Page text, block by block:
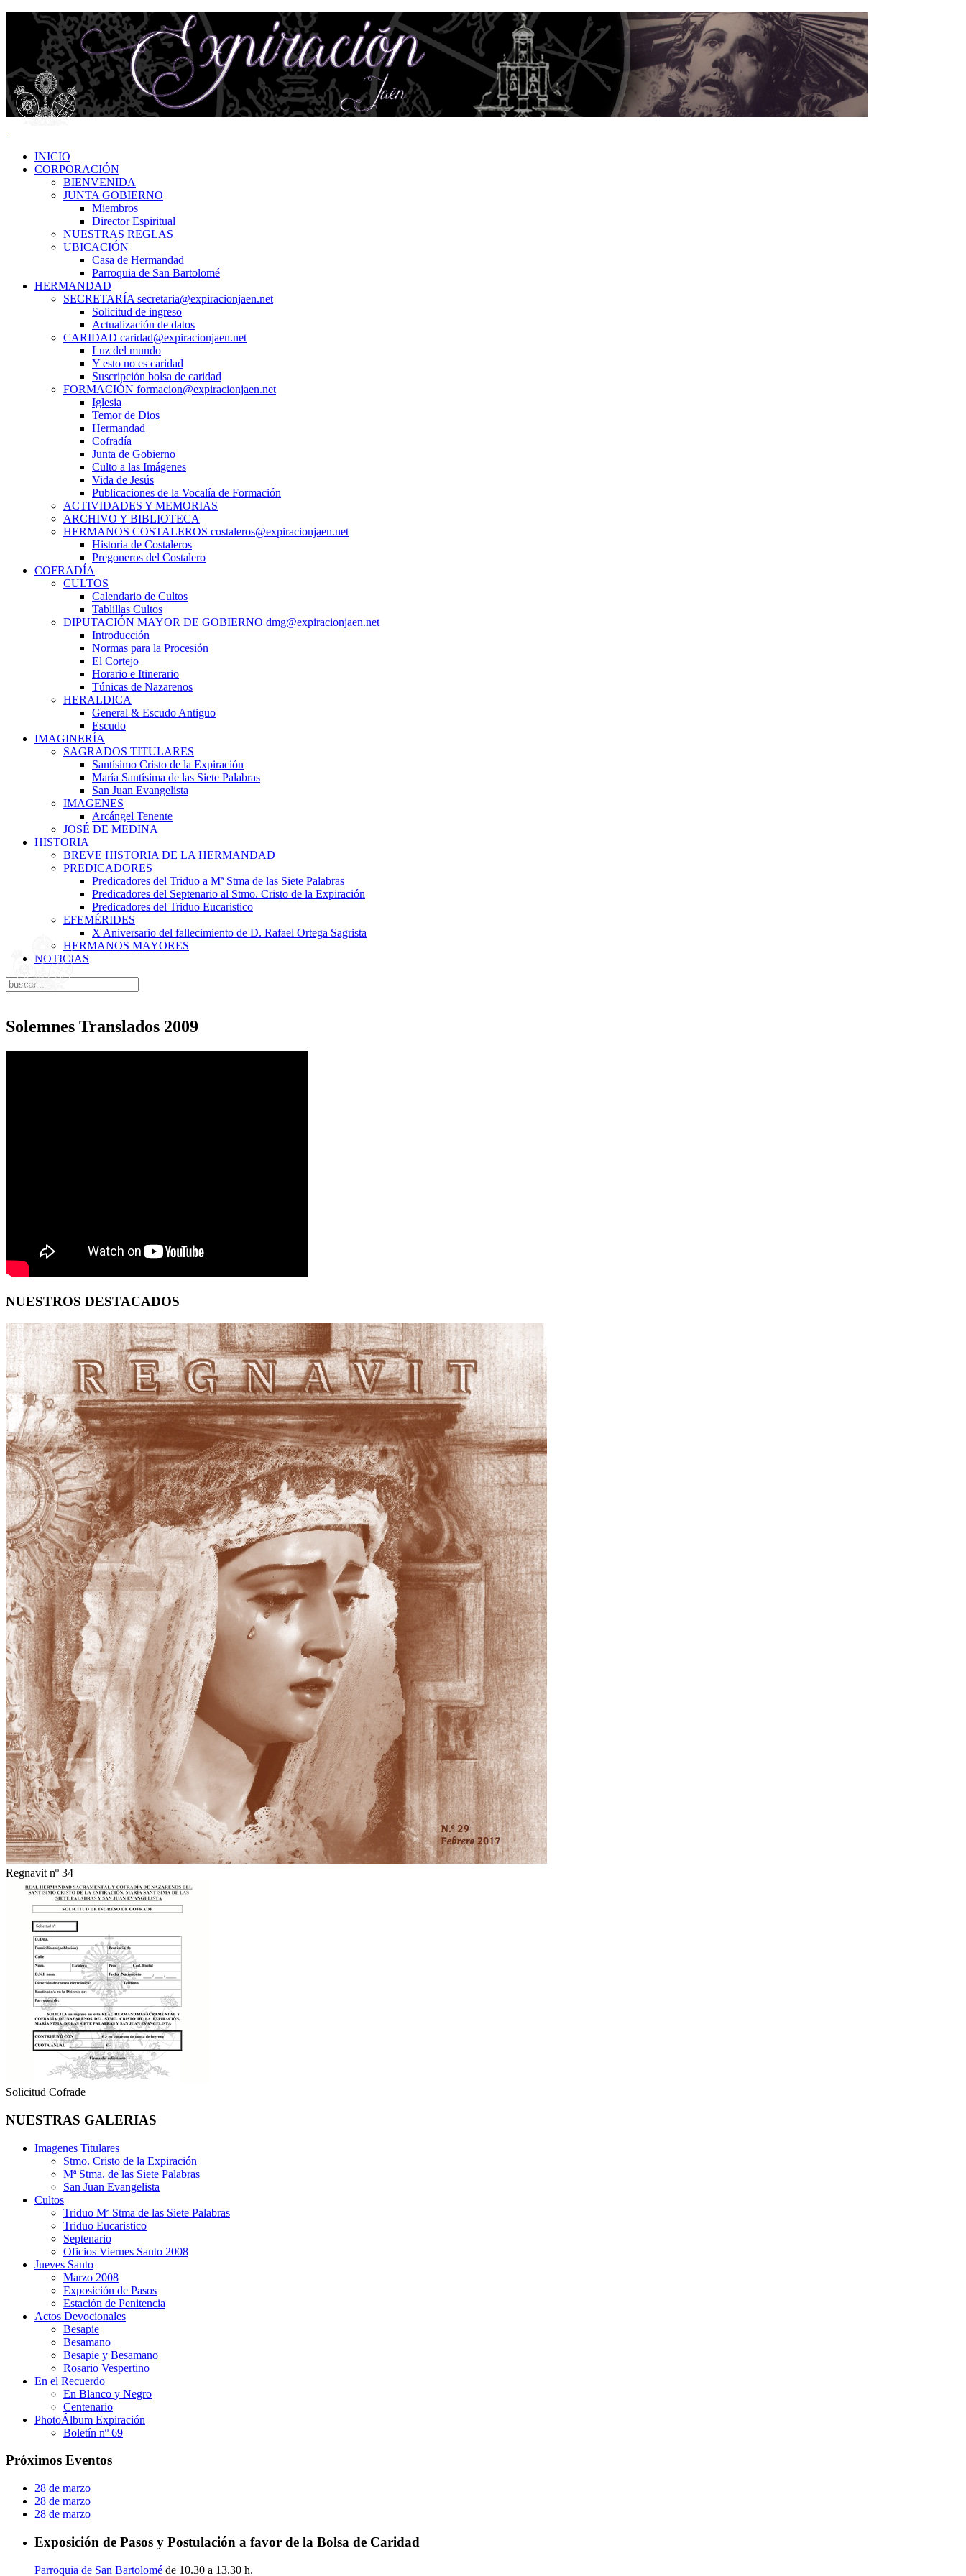
INICIO
CORPORACIÓN
BIENVENIDA
JUNTA GOBIERNO
Miembros
Director Espiritual
NUESTRAS REGLAS
UBICACIÓN
Casa de Hermandad
Parroquia de San Bartolomé
HERMANDAD
SECRETARÍA secretaria@expiracionjaen.net
Solicitud de ingreso
Actualización de datos
CARIDAD caridad@expiracionjaen.net
Luz del mundo
Y esto no es caridad
Suscripción bolsa de caridad
FORMACIÓN formacion@expiracionjaen.net
Iglesia
Temor de Dios
Hermandad
Cofradía
Junta de Gobierno
Culto a las Imágenes
Vida de Jesús
Publicaciones de la Vocalía de Formación
ACTIVIDADES Y MEMORIAS
ARCHIVO Y BIBLIOTECA
HERMANOS COSTALEROS costaleros@expiracionjaen.net
Historia de Costaleros
Pregoneros del Costalero
COFRADÍA
CULTOS
Calendario de Cultos
Tablillas Cultos
DIPUTACIÓN MAYOR DE GOBIERNO dmg@expiracionjaen.net
Introducción
Normas para la Procesión
El Cortejo
Horario e Itinerario
Túnicas de Nazarenos
HERALDICA
General & Escudo Antiguo
Escudo
IMAGINERÍA
SAGRADOS TITULARES
Santísimo Cristo de la Expiración
María Santísima de las Siete Palabras
San Juan Evangelista
IMAGENES
Arcángel Tenente
JOSÉ DE MEDINA
HISTORIA
BREVE HISTORIA DE LA HERMANDAD
PREDICADORES
Predicadores del Triduo a Mª Stma de las Siete Palabras
Predicadores del Septenario al Stmo. Cristo de la Expiración
Predicadores del Triduo Eucaristico
EFEMÉRIDES
X Aniversario del fallecimiento de D. Rafael Ortega Sagrista
HERMANOS MAYORES
NOTICIAS
Solemnes Translados 2009
NUESTROS DESTACADOS
Regnavit nº 34
Solicitud Cofrade
NUESTRAS GALERIAS
Imagenes Titulares
Stmo. Cristo de la Expiración
Mª Stma. de las Siete Palabras
San Juan Evangelista
Cultos
Triduo Mª Stma de las Siete Palabras
Triduo Eucaristico
Septenario
Oficios Viernes Santo 2008
Jueves Santo
Marzo 2008
Exposición de Pasos
Estación de Penitencia
Actos Devocionales
Besapie
Besamano
Besapie y Besamano
Rosario Vespertino
En el Recuerdo
En Blanco y Negro
Centenario
PhotoÁlbum Expiración
Boletín nº 69
Próximos Eventos
28 de marzo
28 de marzo
28 de marzo
Exposición de Pasos y Postulación a favor de la Bolsa de Caridad
Parroquia de San Bartolomé de 10.30 a 13.30 h.